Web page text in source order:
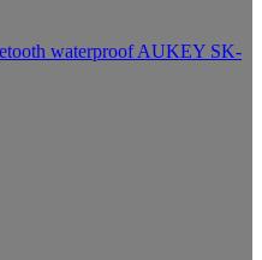
waterproof AUKEY SK-